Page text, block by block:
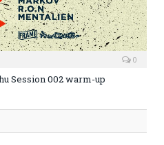
0
Session 002 warm-up